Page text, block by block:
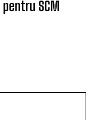
SCM